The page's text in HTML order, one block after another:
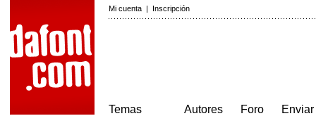
Mi cuenta | Inscripción
Temas
Autores
Foro